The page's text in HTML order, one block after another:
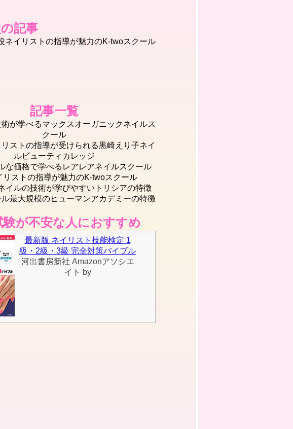
記事
ネイリストの指導が魅力のK-twoスクール
記事一覧
が学べるマックスオーガニックネイルス
クール
ストの指導が受けられる黒崎えり子ネイ
ルビューティカレッジ
な価格で学べるレアレアネイルスクール
リストの指導が魅力のK-twoスクール
イルの技術が学びやすいトリシアの特徴
最大規模のヒューマンアカデミーの特徴
験が不安な人におすすめ
最新版 ネイリスト技能検定 1
級・2級・3級 完全対策バイブル
河出書房新社 Amazonアソシエ
イト by